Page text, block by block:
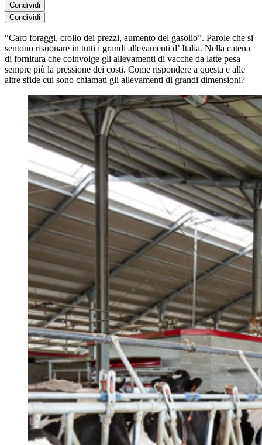
Condividi
Condividi
“Caro foraggi, crollo dei prezzi, aumento del gasolio”. Parole che si
sentono risuonare in tutti i grandi allevamenti d’ Italia. Nella catena
di fornitura che coinvolge gli allevamenti di vacche da latte pesa
sempre più la pressione dei costi. Come rispondere a questa e alle
altre sfide cui sono chiamati gli allevamenti di grandi dimensioni?